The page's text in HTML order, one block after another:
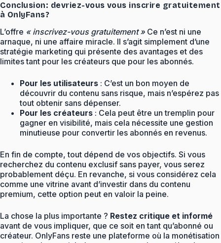
Conclusion: devriez-vous vous inscrire gratuitement
à OnlyFans?
L’offre « inscrivez-vous gratuitement » Ce n’est ni une
arnaque, ni une affaire miracle. Il s’agit simplement d’une
stratégie marketing qui présente des avantages et des
limites tant pour les créateurs que pour les abonnés.
Pour les utilisateurs : C’est un bon moyen de
découvrir du contenu sans risque, mais n’espérez pas
tout obtenir sans dépenser.
Pour les créateurs : Cela peut être un tremplin pour
gagner en visibilité, mais cela nécessite une gestion
minutieuse pour convertir les abonnés en revenus.
En fin de compte, tout dépend de vos objectifs. Si vous
recherchez du contenu exclusif sans payer, vous serez
probablement déçu. En revanche, si vous considérez cela
comme une vitrine avant d’investir dans du contenu
premium, cette option peut en valoir la peine.
La chose la plus importante ? Restez critique et informé
avant de vous impliquer, que ce soit en tant qu’abonné ou
créateur. OnlyFans reste une plateforme où la monétisation